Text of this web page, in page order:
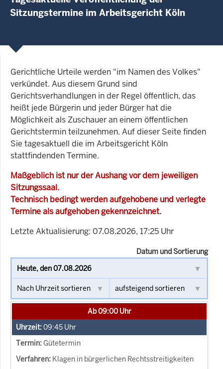
Sitzungstermine im Arbeitsgericht Köln
Gerichtliche Urteile werden "im Namen des Volkes"
verkündet. Aus diesem Grund sind
Gerichtsverhandlungen in der Regel öffentlich, das
heißt jede Bürgerin und jeder Bürger hat die
Möglichkeit als Zuschauer an einem öffentlichen
Gerichtstermin teilzunehmen. Auf dieser Seite finden
Sie tagesaktuell die im Arbeitsgericht Köln
stattfindenden Termine.
Maßgeblich ist nur der Aushang vor dem jeweiligen
Sitzungssaal.
Technisch bedingt werden aufgehobene und verlegte
Termine als aufgehoben gekennzeichnet.
Letzte Aktualisierung: 07.08.2026, 17:25 Uhr
Datum und Sortierung
Ab 09:00 Uhr
09:45 Uhr
Gütetermin
Klagen in bürgerlichen Rechtsstreitigkeiten